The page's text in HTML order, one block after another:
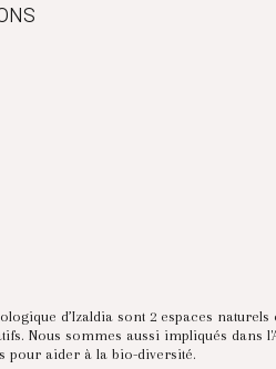
d’Izaldia sont 2 espaces
Nous sommes aussi impliqués
pour aider à la bio-diversité.